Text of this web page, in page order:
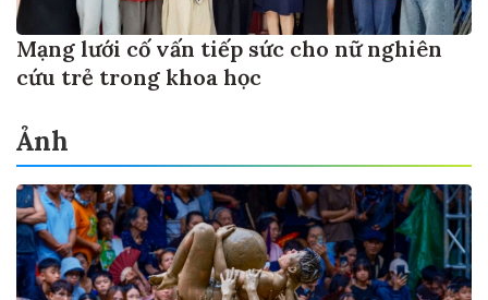
Mạng lưới cố vấn tiếp sức cho nữ nghiên
cứu trẻ trong khoa học
Ảnh